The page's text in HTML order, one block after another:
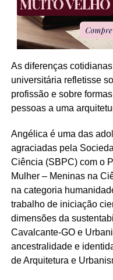
As diferenças
universitária refletisse
profissão e sobre
pessoas a uma
Angélica é uma das
agraciadas pela
Ciência (SBPC) com o
Mulher – Meninas na
na categoria
trabalho de iniciação
dimensões da
Cavalcante-GO e
ancestralidade e
de Arquitetura e